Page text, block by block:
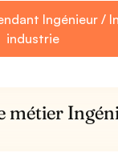
Ingénieur /
industrie
métier